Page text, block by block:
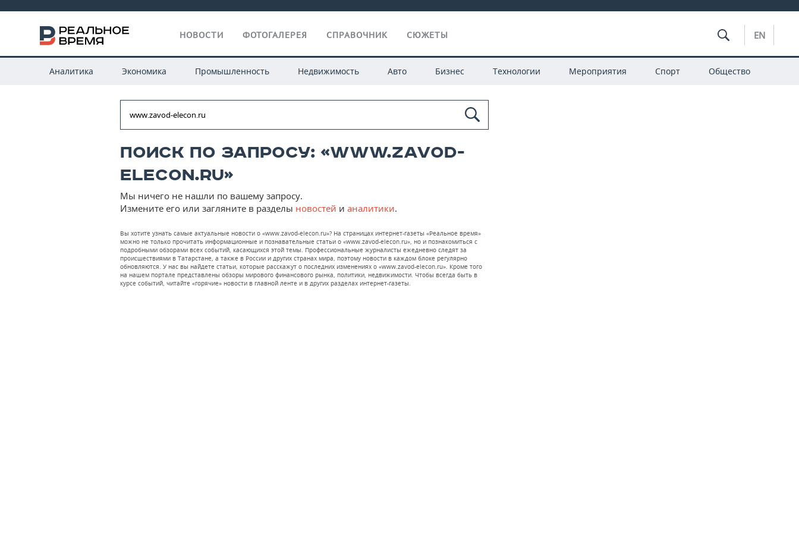
НОВОСТИ ФОТОГАЛЕРЕЯ СПРАВОЧНИК СЮЖЕТЫ EN
Аналитика Экономика Промышленность Недвижимость Авто Бизнес Технологии Мероприятия Спорт Общество
Поиск по запросу: «www.zavod-
elecon.ru»
Мы ничего не нашли по вашему запросу.
Измените его или загляните в разделы новостей и аналитики.
Вы хотите узнать самые актуальные новости о «www.zavod-elecon.ru»? На страницах интернет-газеты «Реальное время»
можно не только прочитать информационные и познавательные статьи о «www.zavod-elecon.ru», но и познакомиться с
подробными обзорами всех событий, касающихся этой темы. Профессиональные журналисты ежедневно следят за
происшествиями в Татарстане, а также в России и других странах мира, поэтому новости в каждом блоке регулярно
обновляются. У нас вы найдете статьи, которые расскажут о последних изменениях о «www.zavod-elecon.ru». Кроме того
на нашем портале представлены обзоры мирового финансового рынка, политики, недвижимости. Чтобы всегда быть в
курсе событий, читайте «горячие» новости в главной ленте и в других разделах интернет-газеты.